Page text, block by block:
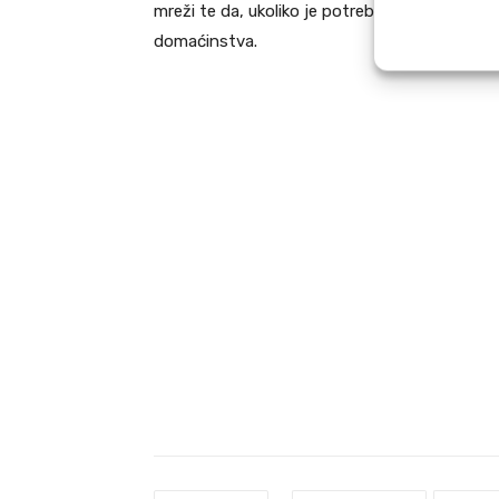
mreži te da, ukoliko je potrebno, na vrijeme
domaćinstva.